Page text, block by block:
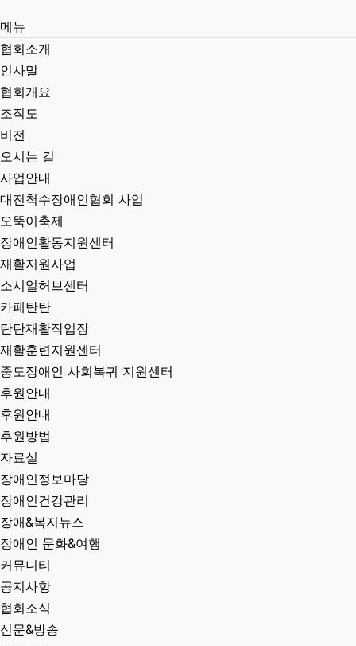
메뉴
협회소개
인사말
협회개요
조직도
비전
오시는 길
사업안내
대전척수장애인협회 사업
오뚝이축제
장애인활동지원센터
재활지원사업
소시얼허브센터
카페탄탄
탄탄재활작업장
재활훈련지원센터
중도장애인 사회복귀 지원센터
후원안내
후원안내
후원방법
자료실
장애인정보마당
장애인건강관리
장애&복지뉴스
장애인 문화&여행
커뮤니티
공지사항
협회소식
신문&방송